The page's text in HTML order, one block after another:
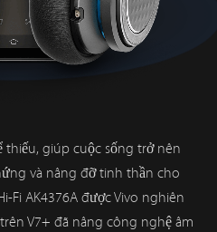
giúp cuộc sống trở nên
và nâng đỡ tinh thần cho
Fi AK4376A được Vivo nghiên
V7+ đã nâng công nghệ âm